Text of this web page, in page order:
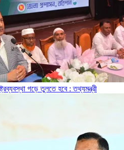
গড়ে তুলতে হবে : তথ্যমন্ত্রী